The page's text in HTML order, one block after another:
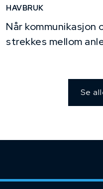
HAVBRUK
Når
strekkes mellom
Se